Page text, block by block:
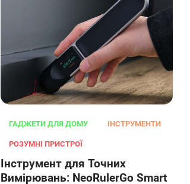
ГАДЖЕТИ ДЛЯ ДОМУ ІНСТРУМЕНТИ
РОЗУМНІ ПРИСТРОЇ
Інструмент для Точних
Вимірювань: NeoRulerGo Smart